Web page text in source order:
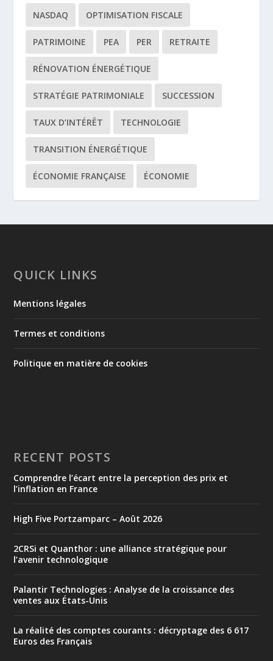
NASDAQ OPTIMISATION FISCALE
PATRIMOINE PEA PER RETRAITE
RÉNOVATION ÉNERGÉTIQUE
STRATÉGIE PATRIMONIALE SUCCESSION
TAUX D’INTÉRÊT TECHNOLOGIE
TRANSITION ÉNERGÉTIQUE
ÉCONOMIE FRANÇAISE ÉCONOMIE
QUICK LINKS
Mentions légales
Termes et conditions
Politique en matière de cookies
RECENT POSTS
Comprendre l’écart entre la perception des prix et
l’inflation en France
High Five Portzamparc – Août 2026
2CRSi et Quanthor : une alliance stratégique pour
l’avenir technologique
Palantir Technologies : Analyse de la croissance des
ventes aux États-Unis
La réalité des comptes courants : décryptage des 6 617
Euros des Français